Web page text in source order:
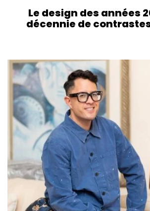
Le design des années
décennie de